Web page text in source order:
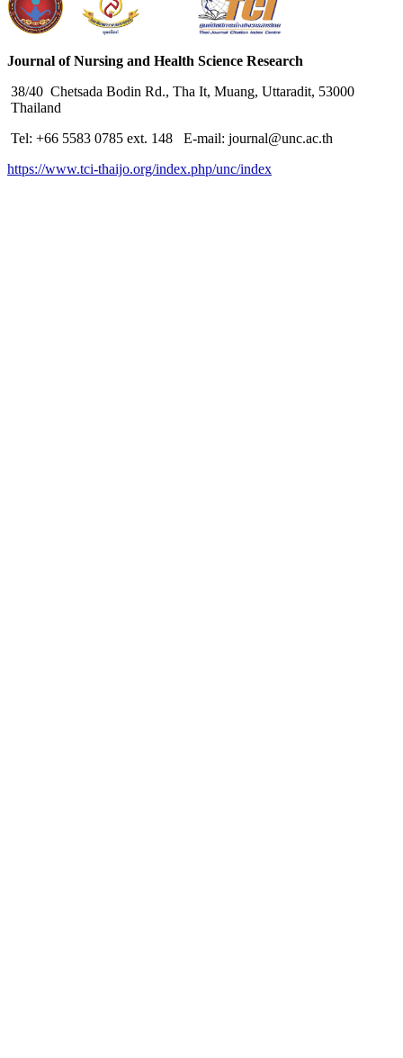
Journal of Nursing and Health Science Research
38/40 Chetsada Bodin Rd., Tha It, Muang, Uttaradit, 53000
Thailand
Tel: +66 5583 0785 ext. 148 E-mail: journal@unc.ac.th
https://www.tci-thaijo.org/index.php/unc/index